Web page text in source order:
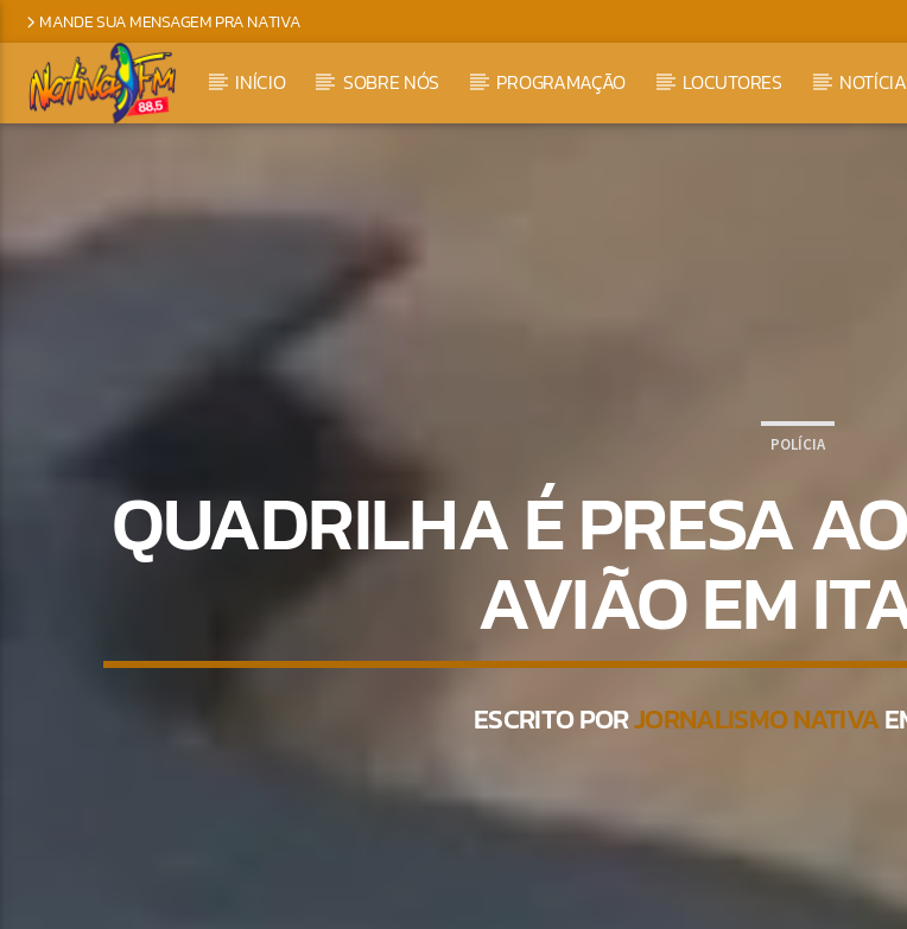
MANDE SUA MENSAGEM PRA NATIVA
INÍCIO SOBRE NÓS PROGRAMAÇÃO LOCUTORES
POLÍCIA
QUADRILHA É PRESA
AVIÃO EM
ESCRITO PORJORNALISMO NATIVA